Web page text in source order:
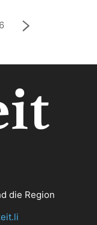
die Region